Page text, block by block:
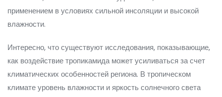
применением в условиях сильной инсоляции и высокой
влажности.
Интересно, что существуют исследования, показывающие,
как воздействие тропикамида может усиливаться за счет
климатических особенностей региона. В тропическом
климате уровень влажности и яркость солнечного света